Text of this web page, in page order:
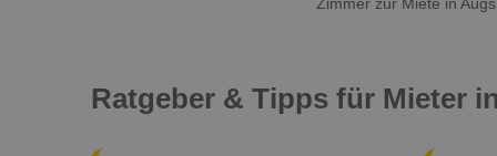
Zimmer zur Miete in
Ratgeber & Tipps für Mieter